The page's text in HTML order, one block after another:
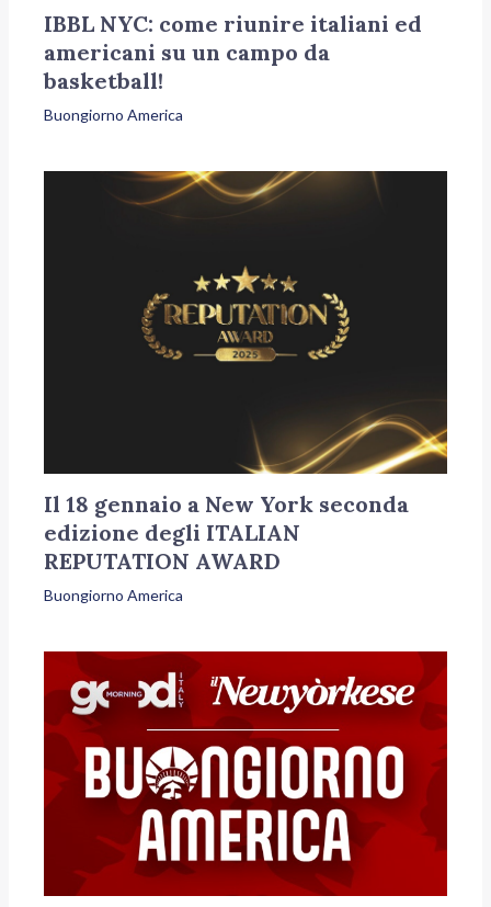
IBBL NYC: come riunire italiani ed
americani su un campo da
basketball!
Buongiorno America
Il 18 gennaio a New York seconda
edizione degli ITALIAN
REPUTATION AWARD
Buongiorno America